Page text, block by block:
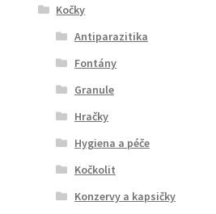
Kočky
Antiparazitika
Fontány
Granule
Hračky
Hygiena a péče
Kočkolit
Konzervy a kapsičky